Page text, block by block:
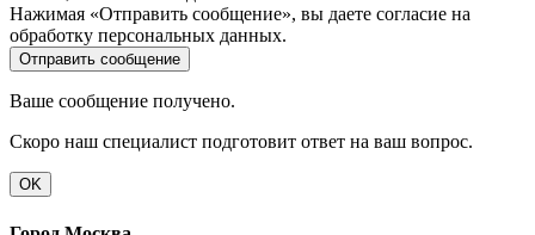
Нажимая «Отправить сообщение», вы даете согласие на
обработку персональных данных.
Ваше сообщение получено.
Скоро наш специалист подготовит ответ на ваш вопрос.
OK